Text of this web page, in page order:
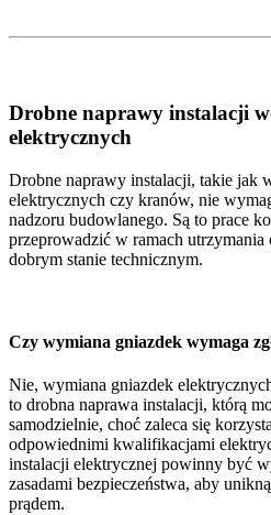
Drobne naprawy instalacji
elektrycznych
Drobne naprawy instalacji, takie jak
elektrycznych czy kranów, nie
nadzoru budowlanego. Są to prace
przeprowadzić w ramach
dobrym stanie technicznym.
Czy wymiana gniazdek wymaga
Nie, wymiana gniazdek
to drobna naprawa instalacji, którą
samodzielnie, choć zaleca się
odpowiednimi kwalifikacjami
instalacji elektrycznej powinny być
zasadami bezpieczeństwa, aby
prądem.